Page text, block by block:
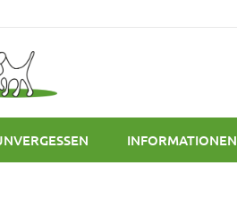
INFORMATIONEN